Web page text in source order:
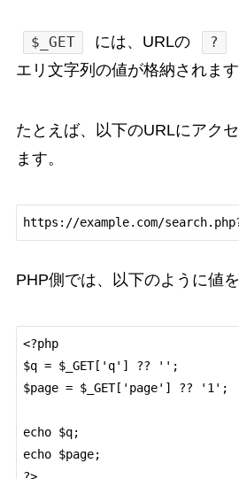
$_GET には、URLの ?
エリ文字列の値が格納されます
たとえば、以下のURLにアク
ます。
PHP側では、以下のように値
<?php
$q = $_GET['q'] ?? '';
$page = $_GET['page'] ?? '1';
echo $q;
echo $page;